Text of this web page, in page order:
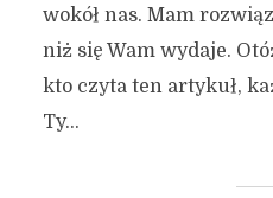
wokół nas. Mam
niż się Wam wydaje.
kto czyta ten artykuł,
Ty...